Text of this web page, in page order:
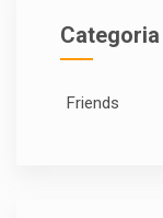
Categoria
Friends